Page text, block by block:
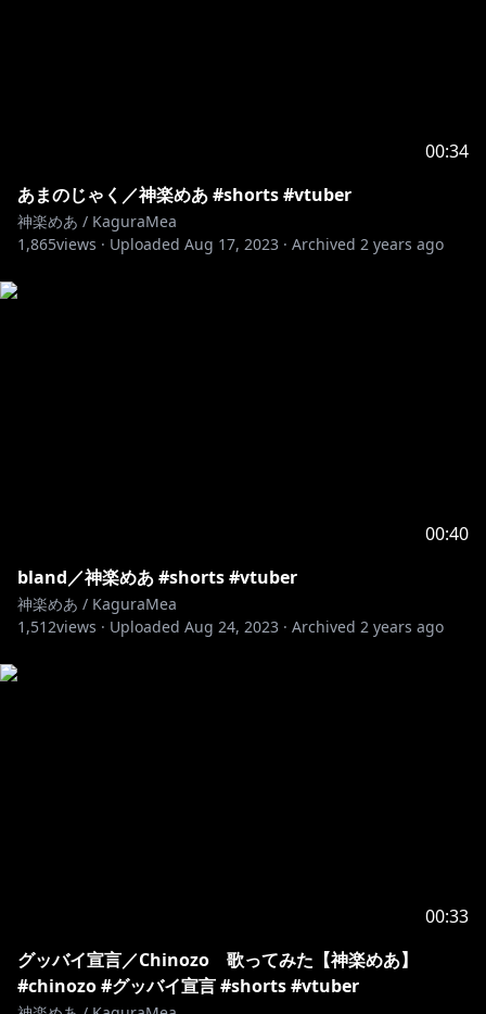
00:34
あまのじゃく／神楽めあ #shorts #vtuber
神楽めあ / KaguraMea
1,865views · Uploaded Aug 17, 2023 · Archived 2 years ago
00:40
bland／神楽めあ #shorts #vtuber
神楽めあ / KaguraMea
1,512views · Uploaded Aug 24, 2023 · Archived 2 years ago
00:33
グッバイ宣言／Chinozo 歌ってみた【神楽めあ】
#chinozo #グッバイ宣言 #shorts #vtuber